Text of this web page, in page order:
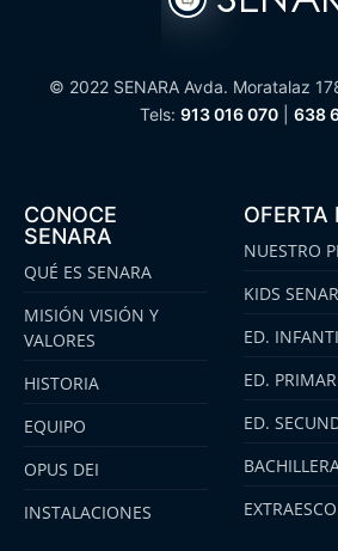
© 2022 SENARA Avda. Moratalaz
Tels: 913 016 070| 638
CONOCE
SENARA
QUÉ ES SENARA
MISIÓN VISIÓN Y
VALORES
HISTORIA
EQUIPO
OPUS DEI
INSTALACIONES
OFERTA
NUESTRO
KIDS
ED.
ED.
ED.